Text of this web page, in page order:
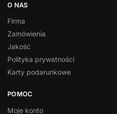
O NAS
Firma
Zamówienia
Jakość
Polityka prywatności
Karty podarunkowe
POMOC
Moje konto